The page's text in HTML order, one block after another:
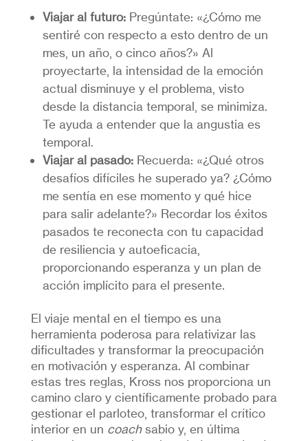
Viajar al futuro:Pregúntate: «¿Cómo me
sentiré con respecto a esto dentro de un
mes, un año, o cinco años?» Al
proyectarte, la intensidad de la emoción
actual disminuye y el problema, visto
desde la distancia temporal, se minimiza.
Te ayuda a entender que la angustia es
temporal.
Viajar al pasado:Recuerda: «¿Qué otros
desafíos difíciles he superado ya? ¿Cómo
me sentía en ese momento y qué hice
para salir adelante?» Recordar los éxitos
pasados te reconecta con tu capacidad
de resiliencia y autoeficacia,
proporcionando esperanza y un plan de
acción implícito para el presente.
El viaje mental en el tiempo es una
herramienta poderosa para relativizar las
dificultades y transformar la preocupación
en motivación y esperanza. Al combinar
estas tres reglas, Kross nos proporciona un
camino claro y científicamente probado para
gestionar el parloteo, transformar el crítico
interior en un coachsabio y, en última